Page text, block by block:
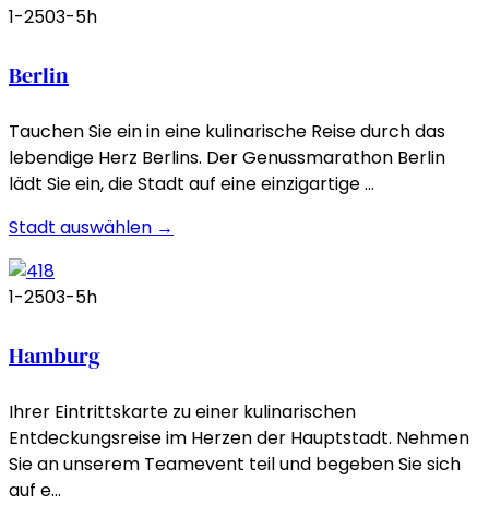
1-2503-5h
Berlin
Tauchen Sie ein in eine kulinarische Reise durch das
lebendige Herz Berlins. Der Genussmarathon Berlin
lädt Sie ein, die Stadt auf eine einzigartige …
Stadt auswählen →
1-2503-5h
Hamburg
Ihrer Eintrittskarte zu einer kulinarischen
Entdeckungsreise im Herzen der Hauptstadt. Nehmen
Sie an unserem Teamevent teil und begeben Sie sich
auf e…